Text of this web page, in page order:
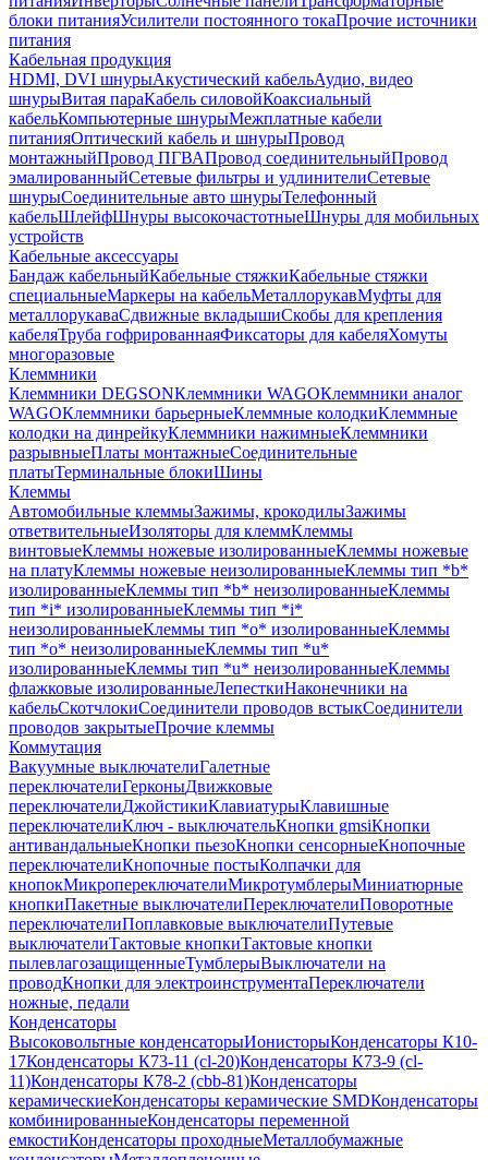
блоки питанияУсилители постоянного токаПрочие источники
питания
Кабельная продукция
HDMI, DVI шнурыАкустический кабельАудио, видео
шнурыВитая параКабель силовойКоаксиальный
кабельКомпьютерные шнурыМежплатные кабели
питанияОптический кабель и шнурыПровод
монтажныйПровод ПГВАПровод соединительныйПровод
эмалированныйСетевые фильтры и удлинителиСетевые
шнурыСоединительные авто шнурыТелефонный
кабельШлейфШнуры высокочастотныеШнуры для мобильных
устройств
Кабельные аксессуары
Бандаж кабельныйКабельные стяжкиКабельные стяжки
специальныеМаркеры на кабельМеталлорукавМуфты для
металлорукаваСдвижные вкладышиСкобы для крепления
кабеляТруба гофрированнаяФиксаторы для кабеляХомуты
многоразовые
Клеммники
Клеммники DEGSONКлеммники WAGOКлеммники аналог
WAGOКлеммники барьерныеКлеммные колодкиКлеммные
колодки на динрейкуКлеммники нажимныеКлеммники
разрывныеПлаты монтажныеСоединительные
платыТерминальные блокиШины
Клеммы
Автомобильные клеммыЗажимы, крокодилыЗажимы
ответвительныеИзоляторы для клеммКлеммы
винтовыеКлеммы ножевые изолированныеКлеммы ножевые
на платуКлеммы ножевые неизолированныеКлеммы тип *b*
изолированныеКлеммы тип *b* неизолированныеКлеммы
тип *i* изолированныеКлеммы тип *i*
неизолированныеКлеммы тип *o* изолированныеКлеммы
тип *o* неизолированныеКлеммы тип *u*
изолированныеКлеммы тип *u* неизолированныеКлеммы
флажковые изолированныеЛепесткиНаконечники на
кабельСкотчлокиСоединители проводов встыкСоединители
проводов закрытыеПрочие клеммы
Коммутация
Вакуумные выключателиГалетные
переключателиГерконыДвижковые
переключателиДжойстикиКлавиатурыКлавишные
переключателиКлюч - выключательКнопки gmsiКнопки
антивандальныеКнопки пьезоКнопки сенсорныеКнопочные
переключателиКнопочные постыКолпачки для
кнопокМикропереключателиМикротумблерыМиниатюрные
кнопкиПакетные выключателиПереключателиПоворотные
переключателиПоплавковые выключателиПутевые
выключателиТактовые кнопкиТактовые кнопки
пылевлагозащищенныеТумблерыВыключатели на
проводКнопки для электроинструментаПереключатели
ножные, педали
Конденсаторы
Высоковольтные конденсаторыИонисторыКонденсаторы К10-
17Конденсаторы К73-11 (cl-20)Конденсаторы К73-9 (cl-
11)Конденсаторы К78-2 (cbb-81)Конденсаторы
керамическиеКонденсаторы керамические SMDКонденсаторы
комбинированныеКонденсаторы переменной
емкостиКонденсаторы проходныеМеталлобумажные